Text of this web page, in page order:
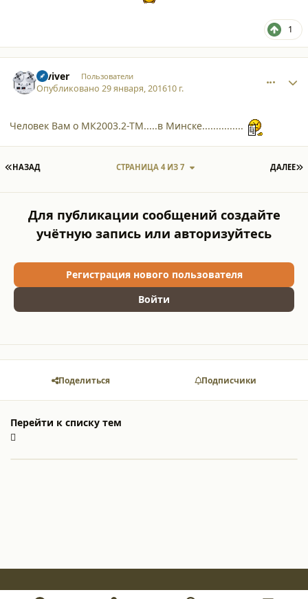
1
reviver Пользователи
Опубликовано29 января, 201610 г.
Человек Вам о МК2003.2-ТМ.....в Минске...............
ПЕРВАЯ СТРАНИЦА
НАЗАД ДАЛЕЕ
СТРАНИЦА 4 ИЗ 7
Для публикации сообщений создайте
учётную запись или авторизуйтесь
Регистрация нового пользователя
Войти
Поделиться Подписчики
Перейти к списку тем